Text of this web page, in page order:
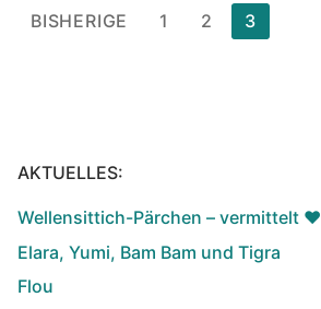
Seitennummerierung
BISHERIGE 1 2 3
AKTUELLES:
Wellensittich-Pärchen – vermittelt ♥️
Elara, Yumi, Bam Bam und Tigra
Flou